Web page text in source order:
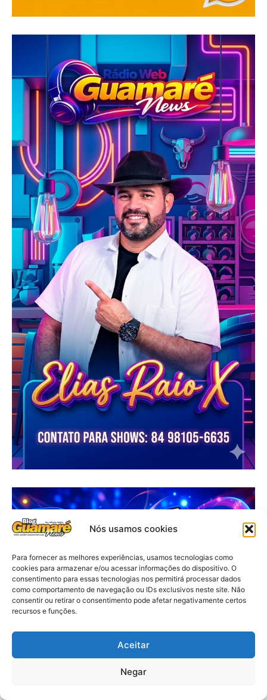
Nós usamos cookies
Para fornecer as melhores experiências, usamos tecnologias como
cookies para armazenar e/ou acessar informações do dispositivo. O
consentimento para essas tecnologias nos permitirá processar dados
como comportamento de navegação ou IDs exclusivos neste site. Não
consentir ou retirar o consentimento pode afetar negativamente certos
recursos e funções.
Aceitar
Negar